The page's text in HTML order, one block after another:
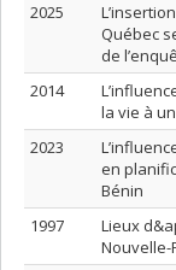
2025
Québec
de
2014
la vie à
2023
en
Bénin
1997
Lieux
Nouvelle-